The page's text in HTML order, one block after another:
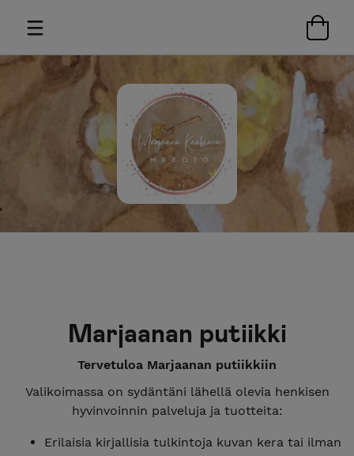
Marjaanan putiikki
Tervetuloa Marjaanan putiikkiin
Valikoimassa on sydäntäni lähellä olevia henkisen
hyvinvoinnin palveluja ja tuotteita:
Erilaisia kirjallisia tulkintoja kuvan kera tai ilman